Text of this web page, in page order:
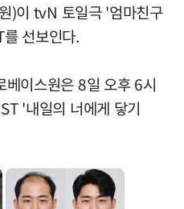
)이 tvN 토일극 '엄마친구
선보인다.
이스원은 8일 오후 6시
'내일의 너에게 닿기